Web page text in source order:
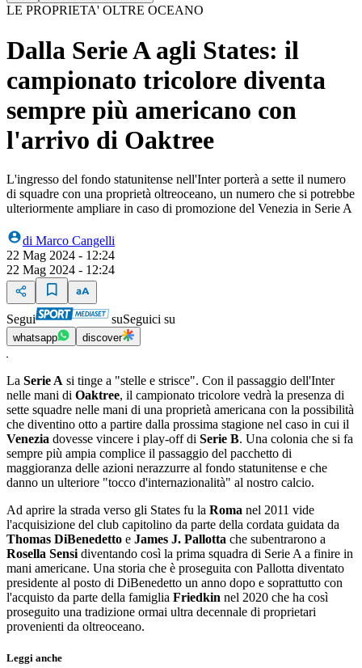
LE PROPRIETA' OLTRE OCEANO
Dalla Serie A agli States: il
campionato tricolore diventa
sempre più americano con
l'arrivo di Oaktree
L'ingresso del fondo statunitense nell'Inter porterà a sette il numero
di squadre con una proprietà oltreoceano, un numero che si potrebbe
ulteriormente ampliare in caso di promozione del Venezia in Serie A
di Marco Cangelli
22 Mag 2024 - 12:24
22 Mag 2024 - 12:24
Segui suSeguici su
whatsapp discover
La Serie A si tinge a "stelle e strisce". Con il passaggio dell'Inter
nelle mani di Oaktree, il campionato tricolore vedrà la presenza di
sette squadre nelle mani di una proprietà americana con la possibilità
che diventino otto a partire dalla prossima stagione nel caso in cui il
Venezia dovesse vincere i play-off di Serie B. Una colonia che si fa
sempre più ampia complice il passaggio del pacchetto di
maggioranza delle azioni nerazzurre al fondo statunitense e che
danno un ulteriore "tocco d'internazionalità" al nostro calcio.
Ad aprire la strada verso gli States fu la Roma nel 2011 vide
l'acquisizione del club capitolino da parte della cordata guidata da
Thomas DiBenedetto e James J. Pallotta che subentrarono a
Rosella Sensi diventando così la prima squadra di Serie A a finire in
mani americane. Una storia che è proseguita con Pallotta diventato
presidente al posto di DiBenedetto un anno dopo e soprattutto con
l'acquisto da parte della famiglia Friedkin nel 2020 che ha così
proseguito una tradizione ormai ultra decennale di proprietari
provenienti da oltreoceano.
Leggi anche